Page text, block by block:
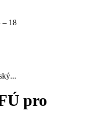
14 – 18
pro